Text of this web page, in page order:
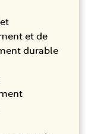
et de
durable